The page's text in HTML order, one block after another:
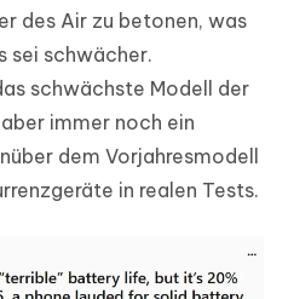
des Air zu betonen, was
sei schwächer.
schwächste Modell der
immer noch ein
dem Vorjahresmodell
in realen Tests.